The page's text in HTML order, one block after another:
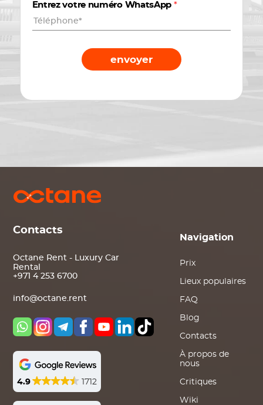
Entrez votre numéro WhatsApp *
envoyer
Contacts
Octane Rent - Luxury Car
Rental
+971 4 253 6700
info@octane.rent
4.9 1712
Navigation
Prix
Lieux populaires
FAQ
Blog
Contacts
À propos de
nous
Critiques
Wiki